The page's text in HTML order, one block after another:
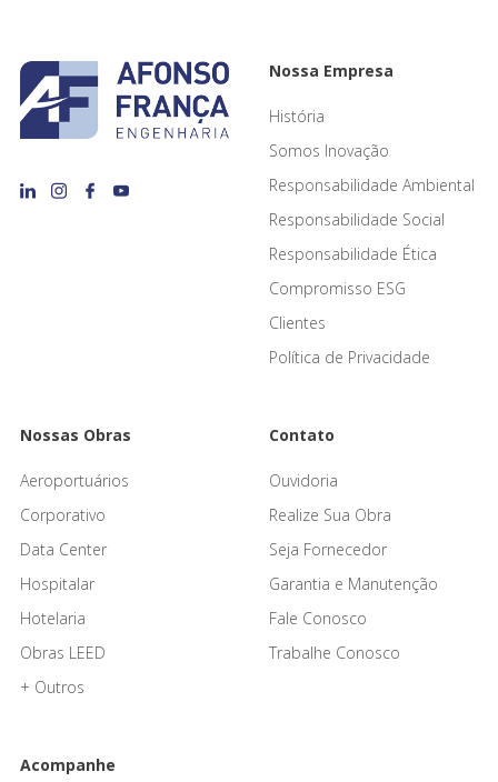
Nossa Empresa
História
Somos Inovação
Responsabilidade Ambiental
Responsabilidade Social
Responsabilidade Ética
Compromisso ESG
Clientes
Política de Privacidade
Nossas Obras
Aeroportuários
Corporativo
Data Center
Hospitalar
Hotelaria
Obras LEED
+ Outros
Contato
Ouvidoria
Realize Sua Obra
Seja Fornecedor
Garantia e Manutenção
Fale Conosco
Trabalhe Conosco
Acompanhe